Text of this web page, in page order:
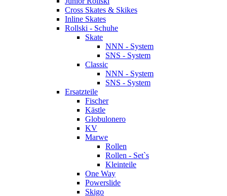
Cross Skates & Skikes
Inline Skates
Rollski - Schuhe
Skate
NNN - System
SNS - System
Classic
NNN - System
SNS - System
Ersatzteile
Fischer
Kästle
Globulonero
KV
Marwe
Rollen
Rollen - Set`s
Kleinteile
One Way
Powerslide
Skigo